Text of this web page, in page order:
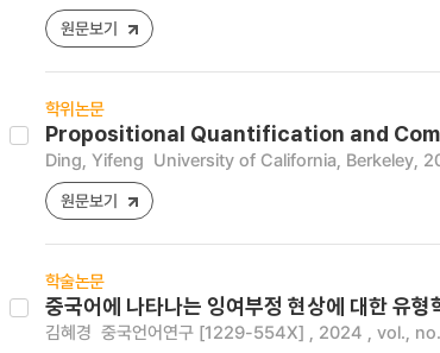
원문보기
학위논문
Propositional Quantification and
Ding, Yifeng University of California, Berkeley,
원문보기
학술논문
중국어에 나타나는 잉여부정 현상에 대한 유형
김혜경 중국언어연구 [1229-554X] , 2024 , vol.,